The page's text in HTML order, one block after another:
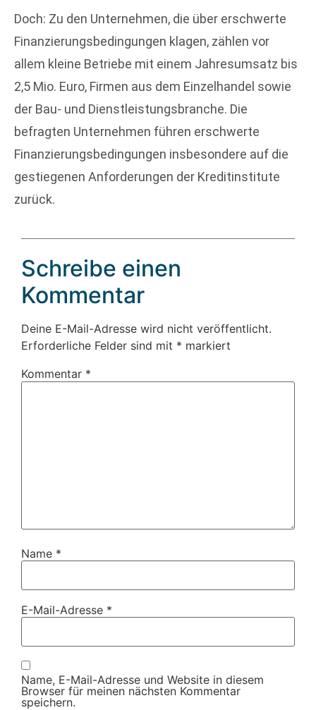
Doch: Zu den Unternehmen, die über erschwerte
Finanzierungsbedingungen klagen, zählen vor
allem kleine Betriebe mit einem Jahresumsatz bis
2,5 Mio. Euro, Firmen aus dem Einzelhandel sowie
der Bau- und Dienstleistungsbranche. Die
befragten Unternehmen führen erschwerte
Finanzierungsbedingungen insbesondere auf die
gestiegenen Anforderungen der Kreditinstitute
zurück.
Schreibe einen
Kommentar
Deine E-Mail-Adresse wird nicht veröffentlicht.
Erforderliche Felder sind mit * markiert
Kommentar *
Name *
E-Mail-Adresse *
Name, E-Mail-Adresse und Website in diesem
Browser für meinen nächsten Kommentar
speichern.